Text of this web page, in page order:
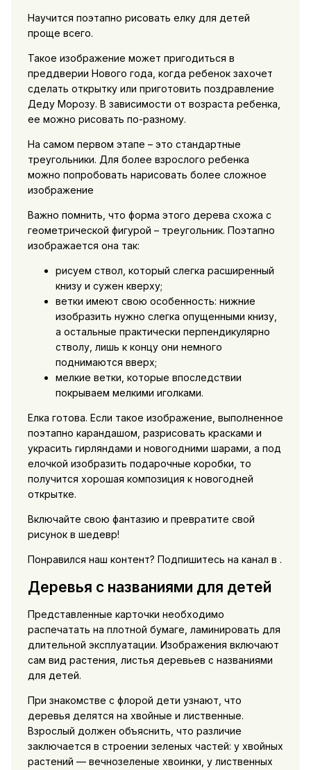
Научится поэтапно рисовать елку для детей
проще всего.
Такое изображение может пригодиться в
преддверии Нового года, когда ребенок захочет
сделать открытку или приготовить поздравление
Деду Морозу. В зависимости от возраста ребенка,
ее можно рисовать по-разному.
На самом первом этапе – это стандартные
треугольники. Для более взрослого ребенка
можно попробовать нарисовать более сложное
изображение
Важно помнить, что форма этого дерева схожа с
геометрической фигурой – треугольник. Поэтапно
изображается она так:
рисуем ствол, который слегка расширенный
книзу и сужен кверху;
ветки имеют свою особенность: нижние
изобразить нужно слегка опущенными книзу,
а остальные практически перпендикулярно
стволу, лишь к концу они немного
поднимаются вверх;
мелкие ветки, которые впоследствии
покрываем мелкими иголками.
Елка готова. Если такое изображение, выполненное
поэтапно карандашом, разрисовать красками и
украсить гирляндами и новогодними шарами, а под
елочкой изобразить подарочные коробки, то
получится хорошая композиция к новогодней
открытке.
Включайте свою фантазию и превратите свой
рисунок в шедевр!
Понравился наш контент? Подпишитесь на канал в .
Деревья с названиями для детей
Представленные карточки необходимо
распечатать на плотной бумаге, ламинировать для
длительной эксплуатации. Изображения включают
сам вид растения, листья деревьев с названиями
для детей.
При знакомстве с флорой дети узнают, что
деревья делятся на хвойные и лиственные.
Взрослый должен объяснить, что различие
заключается в строении зеленых частей: у хвойных
растений — вечнозеленые хвоинки, у лиственных